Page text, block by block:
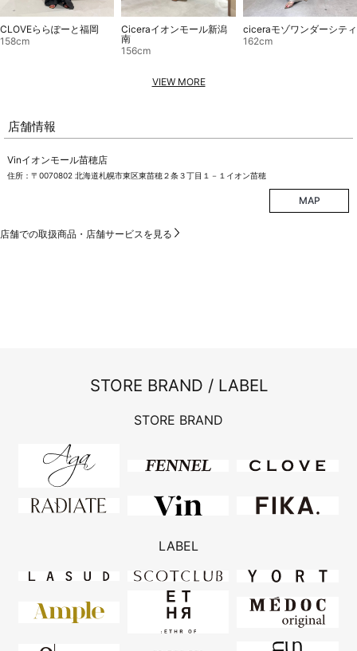
CLOVEららぽーと福岡
158cm
Ciceraイオンモール新潟
南
156cm
ciceraモゾワンダーシティ
162cm
VIEW MORE
店舗情報
Vinイオンモール苗穂店
住所：〒0070802 北海道札幌市東区東苗穂２条３丁目１－１イオン苗穂
MAP
店舗での取扱商品・店舗サービスを見る
STORE BRAND / LABEL
STORE BRAND
LABEL